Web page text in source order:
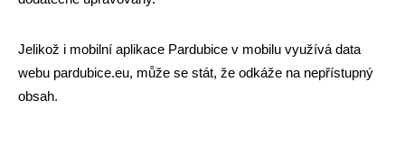
Jelikož i mobilní aplikace Pardubice v mobilu využívá data
webu pardubice.eu, může se stát, že odkáže na nepřístupný
obsah.